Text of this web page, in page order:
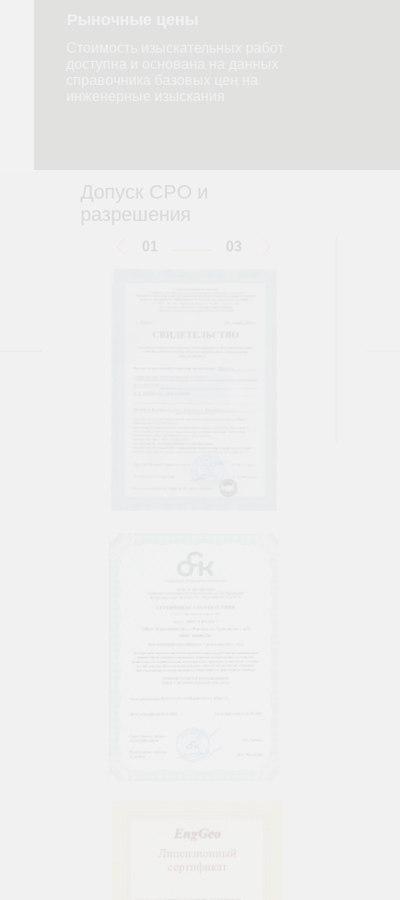
Допуск CPО и
разрешения
01 03